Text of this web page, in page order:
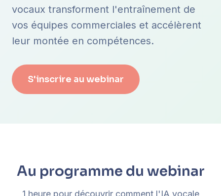
vocaux transforment l'entraînement de
vos équipes commerciales et accélèrent
leur montée en compétences.
S'inscrire au webinar
Au programme du webinar
1 heure pour découvrir comment l'IA vocale